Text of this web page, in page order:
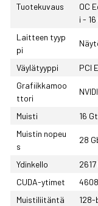
Tuotekuvaus
OC
i -
Laitteen tyyp
pi
Väylätyyppi
PCI
Grafiikkamoo
ttori
Muisti
16
Muistin nopeu
s
28
Ydinkello
2617
CUDA-ytimet
4608
Muistiliitäntä